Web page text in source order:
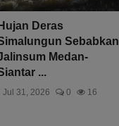
Hujan Deras
Sebabkan
Medan-
...
Jul 31, 2026 0 16